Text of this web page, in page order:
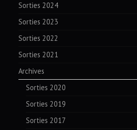
Sorties 2024
Sorties 2023
Sorties 2022
Sorties 2021
Archives
Sorties 2020
Sorties 2019
Sorties 2017